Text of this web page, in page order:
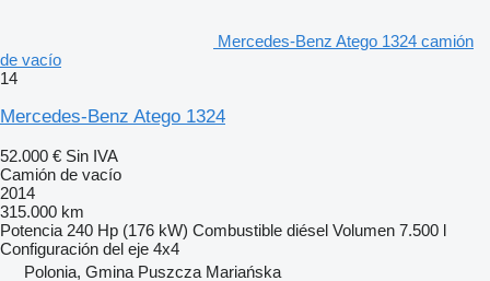
Mercedes-Benz Atego 1324 camión
de vacío
14
Mercedes-Benz Atego 1324
52.000 € Sin IVA
Camión de vacío
2014
315.000 km
Potencia 240 Hp (176 kW) Combustible diésel Volumen 7.500 l
Configuración del eje 4x4
Polonia, Gmina Puszcza Mariańska